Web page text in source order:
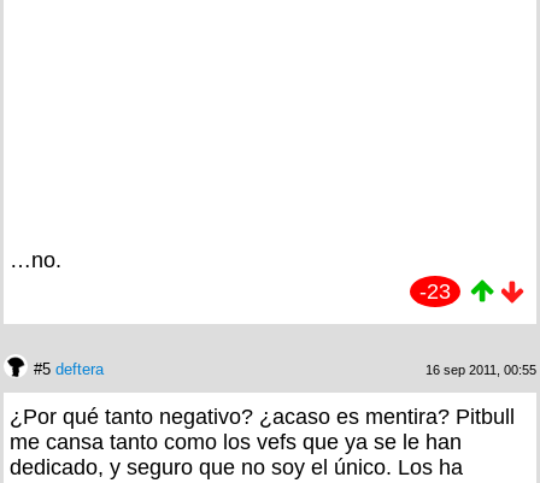
…no.
-23
#5 deftera 16 sep 2011, 00:55
¿Por qué tanto negativo? ¿acaso es mentira? Pitbull
me cansa tanto como los vefs que ya se le han
dedicado, y seguro que no soy el único. Los ha